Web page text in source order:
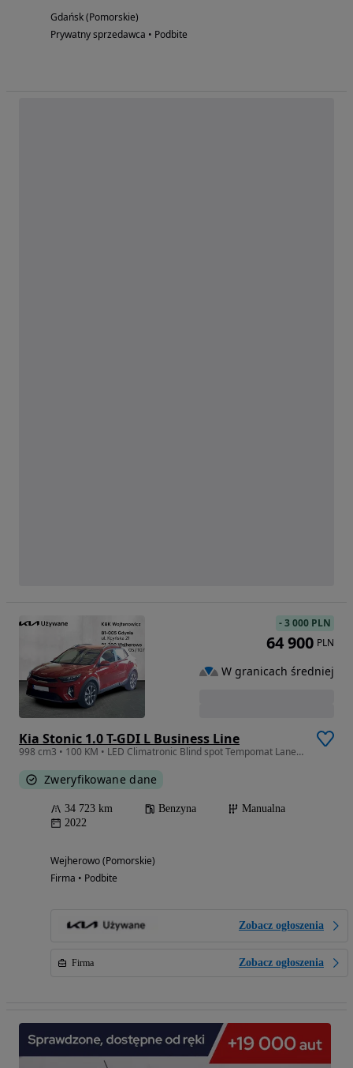
Gdańsk (Pomorskie)
Prywatny sprzedawca • Podbite
Kia Stonic 1.0 T-GDI L Business Line
998 cm3 • 100 KM • LED Climatronic Blind spot Tempomat Lane Assist Dealer Kia Gwarancja
Zweryfikowane dane
34 723 km Benzyna
Manualna
2022
Wejherowo (Pomorskie)
Firma • Podbite
Zobacz ogłoszenia
Firma Zobacz ogłoszenia
-3 000 PLN
64 900 PLN
W granicach średniej